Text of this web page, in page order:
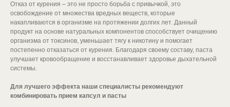
Отказ от курения – это не просто борьба с привычкой, это
освобождение от множества вредных веществ, которые
накапливаются в организме на протяжении долгих лет. Данный
продукт на основе натуральных компонентов способствует очищению
организма от токсинов, уменьшает тягу к никотину и помогает
постепенно отказаться от курения. Благодаря своему составу, паста
улучшает кровообращение и восстанавливает здоровье дыхательной
системы.
Для лучшего эффекта наши специалисты рекомендуют
комбинировать прием капсул и пасты